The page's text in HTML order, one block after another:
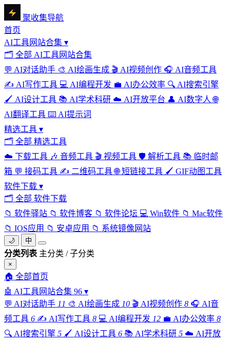
聚收集导航
首页
AI工具网站合集 ▾
🗂 全部 AI工具网站合集
💬 AI对话助手 🎨 AI绘画生成 🎬 AI视频创作 🎧 AI音频工具
✍️ AI写作工具 💻 AI编程开发 💼 AI办公效率 🔍 AI搜索引擎
🖌️ AI设计工具 📚 AI学术科研 ☁️ AI开放平台 👤 AI数字人 🌐
AI翻译工具 ⌨️ AI提示词
精选工具 ▾
🗂 全部 精选工具
☁️ 下载工具 🎶 音频工具 🎬 视频工具 🛡️ 解析工具 📚 临时邮
箱 💬 接码工具 ✍️ 二维码工具 🌐 短链接工具 🖌️ GIF动图工具
软件下载 ▾
🗂 全部 软件下载
📁 软件驿站 📁 软件博客 📁 软件论坛 💻 Win软件 📁 Mac软件
📁 IOS应用 📁 安卓应用 📁 系统镜像网站
🌙 中
分类列表 主分类 / 子分类
×
🏠 全部首页
🤖 AI工具网站合集 96 ▾
💬 AI对话助手 11 🎨 AI绘画生成 10 🎬 AI视频创作 8 🎧 AI音
频工具 6 ✍️ AI写作工具 8 💻 AI编程开发 12 💼 AI办公效率 8
🔍 AI搜索引擎 5 🖌️ AI设计工具 6 📚 AI学术科研 5 ☁️ AI开放